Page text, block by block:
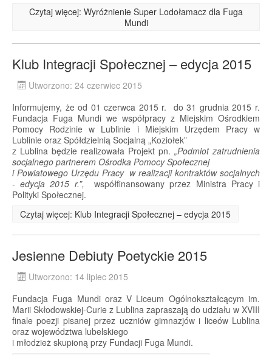
Czytaj więcej: Wyróżnienie Super Lodołamacz dla Fuga
Mundi
Klub Integracji Społecznej – edycja 2015
Utworzono: 24 czerwiec 2015
Informujemy, że od 01 czerwca 2015 r. do 31 grudnia 2015 r.
Fundacja Fuga Mundi we współpracy z Miejskim Ośrodkiem
Pomocy Rodzinie w Lublinie i Miejskim Urzędem Pracy w
Lublinie oraz Spółdzielnią Socjalną „Koziołek”
z Lublina będzie realizowała Projekt pn. „Podmiot zatrudnienia
socjalnego partnerem Ośrodka Pomocy Społecznej
i Powiatowego Urzędu Pracy w realizacji kontraktów socjalnych
- edycja 2015 r.”,współfinansowany przez Ministra Pracy i
Polityki Społecznej.
Czytaj więcej: Klub Integracji Społecznej – edycja 2015
Jesienne Debiuty Poetyckie 2015
Utworzono: 14 lipiec 2015
Fundacja Fuga Mundi oraz V Liceum Ogólnokształcącym im.
Marii Skłodowskiej-Curie z Lublina zapraszają do udziału w XVIII
finale poezji pisanej przez uczniów gimnazjów i liceów Lublina
oraz województwa lubelskiego
i młodzież skupioną przy Fundacji Fuga Mundi.